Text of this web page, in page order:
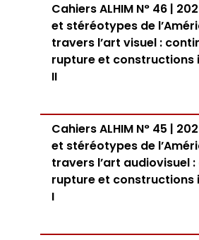
Cahiers ALHIM N° 46 |
et stéréotypes de
travers l’art visuel :
rupture et constructions
II
Cahiers ALHIM N° 45 |
et stéréotypes de
travers l’art audiovisuel
rupture et constructions
I